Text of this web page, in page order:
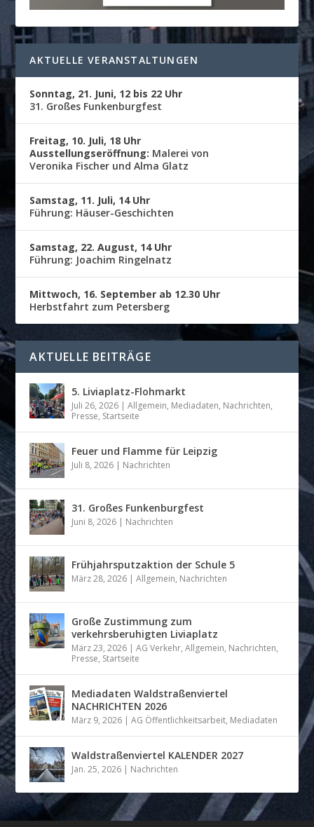
AKTUELLE VERANSTALTUNGEN
Sonntag, 21. Juni, 12 bis 22 Uhr
31. Großes Funkenburgfest
Freitag, 10. Juli, 18 Uhr
Ausstellungseröffnung: Malerei von
Veronika Fischer und Alma Glatz
Samstag, 11. Juli, 14 Uhr
Führung: Häuser-Geschichten
Samstag, 22. August, 14 Uhr
Führung: Joachim Ringelnatz
Mittwoch, 16. September ab 12.30 Uhr
Herbstfahrt zum Petersberg
AKTUELLE BEITRÄGE
5. Liviaplatz-Flohmarkt
Juli 26, 2026 |Allgemein, Mediadaten, Nachrichten,
Presse, Startseite
Feuer und Flamme für Leipzig
Juli 8, 2026 | Nachrichten
31. Großes Funkenburgfest
Juni 8, 2026 | Nachrichten
Frühjahrsputzaktion der Schule 5
März 28, 2026 |Allgemein, Nachrichten
Große Zustimmung zum
verkehrsberuhigten Liviaplatz
März 23, 2026 |AG Verkehr,Allgemein, Nachrichten,
Presse, Startseite
Mediadaten Waldstraßenviertel
NACHRICHTEN 2026
März 9, 2026 |AG Öffentlichkeitsarbeit, Mediadaten
Waldstraßenviertel KALENDER 2027
Jan. 25, 2026 | Nachrichten